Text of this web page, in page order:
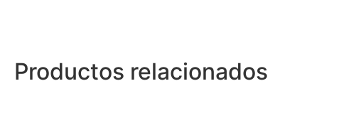
Productos relacionados